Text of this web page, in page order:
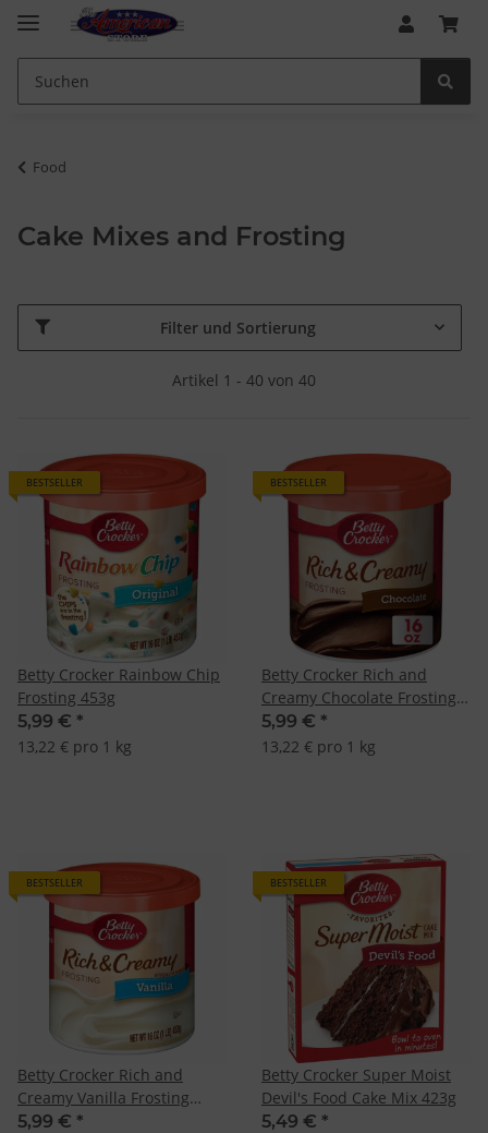
Food
Cake Mixes and Frosting
Filter und Sortierung
Artikel 1 - 40 von 40
BESTSELLER
Betty Crocker Rainbow Chip
Frosting 453g
5,99 € *
13,22 € pro 1 kg
BESTSELLER
Betty Crocker Rich and
Creamy Chocolate Frosting
453g
5,99 € *
13,22 € pro 1 kg
BESTSELLER
Betty Crocker Rich and
Creamy Vanilla Frosting
453g
5,99 € *
BESTSELLER
Betty Crocker Super Moist
Devil's Food Cake Mix 423g
5,49 € *